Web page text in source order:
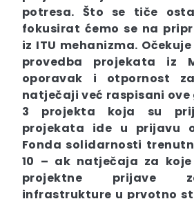
potresa. Što se tiče
fokusirat ćemo se na
iz ITU mehanizma.
provedba projekata iz
oporavak i otpornost
natječaji već raspisani ove
3 projekta koja su
projekata ide u prijavu
Fonda solidarnosti
10 – ak natječaja za
projektne prijave
infrastrukture u prvotno